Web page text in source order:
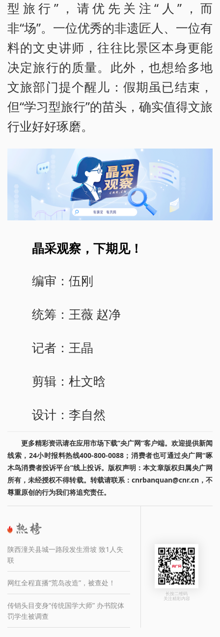
型旅行”，请优先关注“人”，而
非“场”。一位优秀的非遗匠人、一位有
料的文史讲师，往往比景区本身更能
决定旅行的质量。此外，也想给多地
文旅部门提个醒儿：假期虽已结束，
但“学习型旅行”的苗头，确实值得文旅
行业好好琢磨。
晶采观察，下期见！
编审：伍刚
统筹：王薇 赵净
记者：王晶
剪辑：杜文晗
设计：李自然
更多精彩资讯请在应用市场下载“央广网”客户端。欢迎提供新闻
线索，24小时报料热线400-800-0088；消费者也可通过央广网“啄
木鸟消费者投诉平台”线上投诉。版权声明：本文章版权归属央广网
所有，未经授权不得转载。转载请联系：cnrbanquan@cnr.cn，不
尊重原创的行为我们将追究责任。
陕西潼关县城一路段发生滑坡 致1人失
联
网红全程直播“荒岛改造”，被查处！
传销头目变身“传统国学大师” 办书院体
罚学生被调查
长按二维码
关注精彩内容